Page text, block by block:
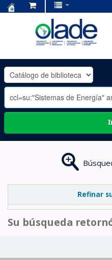
OLADE
-
Refinar
Su búsqueda